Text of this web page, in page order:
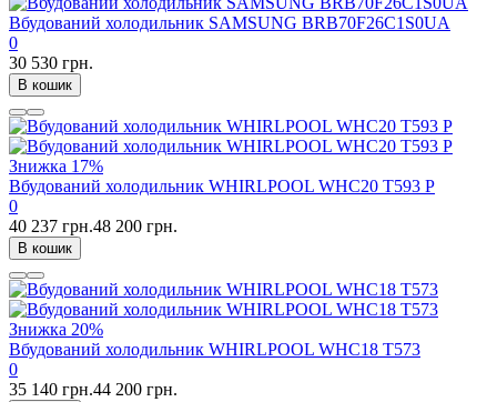
Вбудований холодильник SAMSUNG BRB70F26C1S0UA
0
30 530 грн.
В кошик
Знижка 17%
Вбудований холодильник WHIRLPOOL WHC20 T593 P
0
40 237 грн.48 200 грн.
В кошик
Знижка 20%
Вбудований холодильник WHIRLPOOL WHC18 T573
0
35 140 грн.44 200 грн.